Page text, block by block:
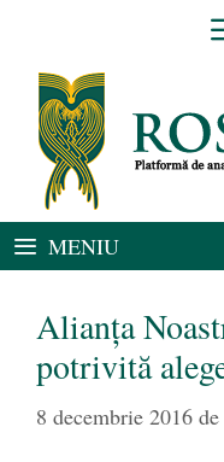
conținut
MENIU
Alianța
potrivită
8 decembrie 2016 de